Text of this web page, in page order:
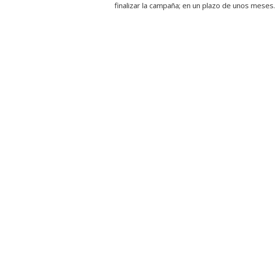
finalizar la campaña; en un plazo de unos meses.